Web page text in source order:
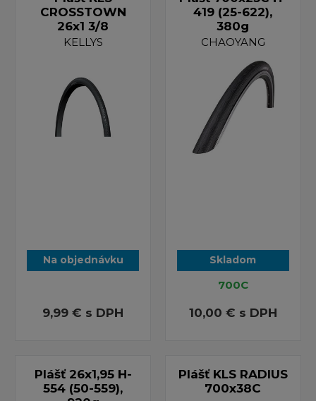
CROSSTOWN
26x1 3/8
KELLYS
Na objednávku
9,99 € s DPH
419 (25-622),
380g
CHAOYANG
Skladom
700C
10,00 € s DPH
Plášť 26x1,95 H-
554 (50-559),
Plášť KLS RADIUS
700x38C